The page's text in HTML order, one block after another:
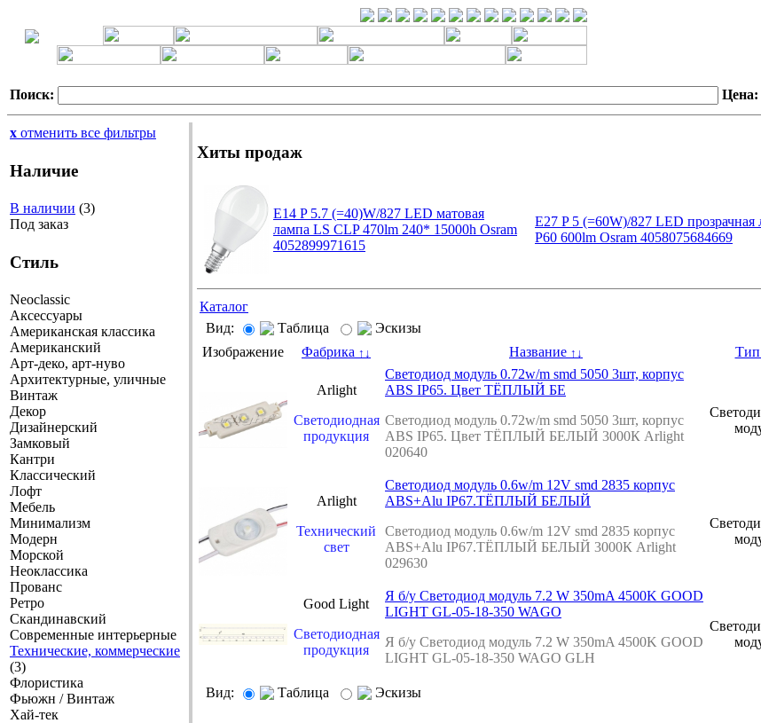
Поиск:
Цена:
x отменить все фильтры
Наличие
В наличии (3)
Под заказ
Стиль
Neoclassic
Аксессуары
Американская классика
Американский
Арт-деко, арт-нуво
Архитектурные, уличные
Винтаж
Декор
Дизайнерский
Замковый
Кантри
Классический
Лофт
Мебель
Минимализм
Модерн
Морской
Неоклассика
Прованс
Ретро
Скандинавский
Современные интерьерные
Технические, коммерческие
(3)
Флористика
Фьюжн / Винтаж
Хай-тек
Хиты продаж
E14 P 5.7 (=40)W/827 LED матовая
лампа LS CLP 470lm 240* 15000h Osram
4052899971615
E27 P 5 (=60W)/827 LED
P60 600lm Osram 4058075684669
Каталог
Вид:
Таблица
Эскизы
Изображение
Фабрика ↑ ↓ Название ↑ ↓ Тип
Arlight
Светодиодная
продукция
Светодиод модуль 0.72w/m smd 5050 3шт, корпус
ABS IP65. Цвет ТЁПЛЫЙ БЕ
Светодиод модуль 0.72w/m smd 5050 3шт, корпус
ABS IP65. Цвет ТЁПЛЫЙ БЕЛЫЙ 3000К Arlight
020640
Arlight
Технический
свет
Светодиод модуль 0.6w/m 12V smd 2835 корпус
ABS+Alu IP67.ТЁПЛЫЙ БЕЛЫЙ
Светодиод модуль 0.6w/m 12V smd 2835 корпус
ABS+Alu IP67.ТЁПЛЫЙ БЕЛЫЙ 3000К Arlight
029630
Good Light
Светодиодная
продукция
Я б/у Светодиод модуль 7.2 W 350mA 4500K GOOD
LIGHT GL-05-18-350 WAGO
Я б/у Светодиод модуль 7.2 W 350mA 4500K GOOD
LIGHT GL-05-18-350 WAGO GLН
Вид: Таблица
Эскизы